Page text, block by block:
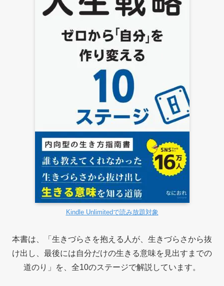
Kindle Unlimitedで読み放題対象
本書は、「生きづらさを抱える人が、生きづらさから抜
け出し、最後には自分だけの生きる意味を見出すまでの
道のり」を、全10のステージで解説しています。